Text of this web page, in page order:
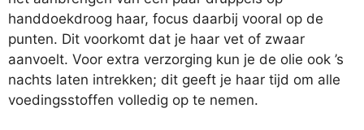
handdoekdroog haar, focus daarbij vooral op de
punten. Dit voorkomt dat je haar vet of zwaar
aanvoelt. Voor extra verzorging kun je de olie ook ’s
nachts laten intrekken; dit geeft je haar tijd om alle
voedingsstoffen volledig op te nemen.